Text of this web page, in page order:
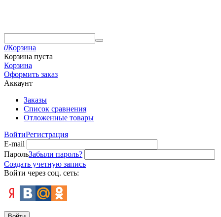
0Корзина
Корзина пуста
Корзина
Оформить заказ
Аккаунт
Заказы
Список сравнения
Отложенные товары
ВойтиРегистрация
E-mail
ПарольЗабыли пароль?
Создать учетную запись
Войти через соц. сеть: